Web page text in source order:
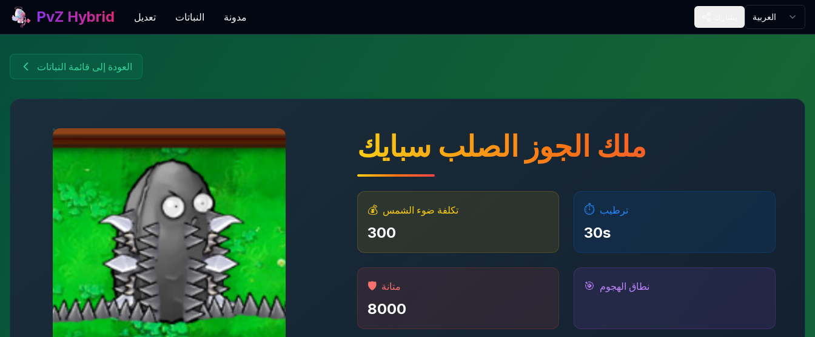
PvZ Hybrid تعديل النباتات مدونة العربية
العودة إلى قائمة النباتات
ملك الجوز الصلب سبايك
💰 تكلفة ضوء الشمس
300
⏱️ ترطيب
30s
🛡️ متانة
8000
🎯 نطاق الهجوم